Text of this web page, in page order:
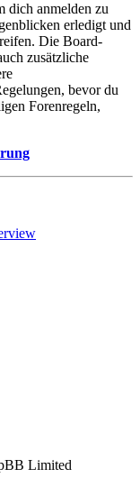
dich anmelden zu
erledigt und
Die Board-
zusätzliche
bevor du
Forenregeln,
Limited